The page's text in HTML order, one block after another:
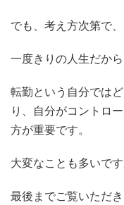
でも、考え方次第で
一度きりの人生だか
転勤という自分では
り、自分がコントロ
方が重要です。
大変なことも多いで
最後までご覧いただ